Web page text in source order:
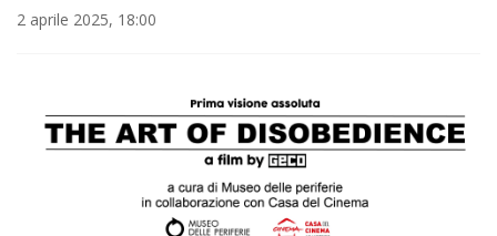
2 aprile 2025, 18:00